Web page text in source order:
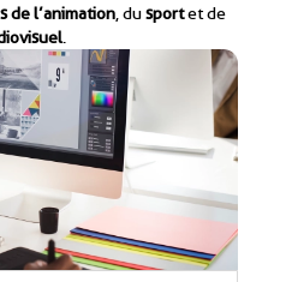
de l’animation, dusportet de
.